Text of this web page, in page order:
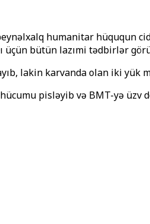
humanitar hüququn
bütün lazımi tədbirlər
lakin karvanda olan iki yük
pisləyib və BMT-yə